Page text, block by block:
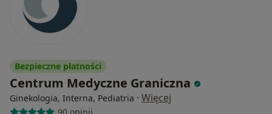
Bezpieczne płatności
Centrum Medyczne Graniczna
Ginekologia, Interna, Pediatria · Więcej